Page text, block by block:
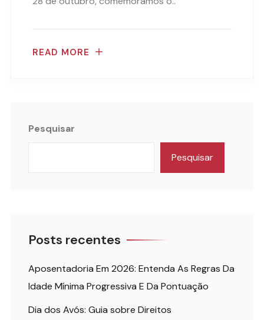
READ MORE
Pesquisar
Pesquisar
Posts recentes
Aposentadoria Em 2026: Entenda As Regras Da
Idade Mínima Progressiva E Da Pontuação
Dia dos Avós: Guia sobre Direitos